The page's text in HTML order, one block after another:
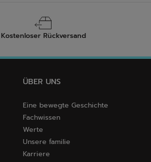
Kostenloser Rückversand
ÜBER UNS
Eine bewegte Geschichte
Fachwissen
Werte
Unsere familie
Karriere